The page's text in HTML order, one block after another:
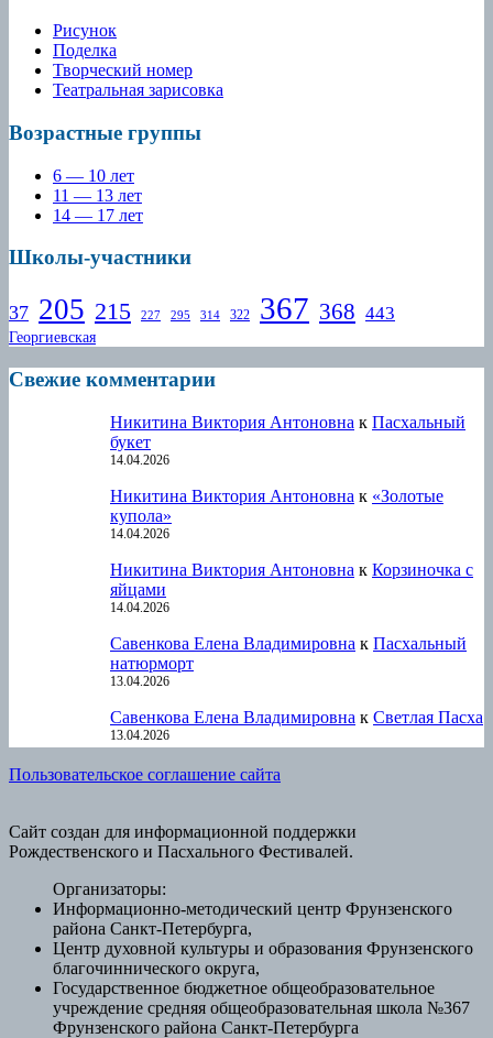
Рисунок
Поделка
Творческий номер
Театральная зарисовка
Возрастные группы
6 — 10 лет
11 — 13 лет
14 — 17 лет
Школы-участники
37 205 215 227 295 314 322 367 368 443
Георгиевская
Свежие комментарии
Никитина Виктория Антоновна к Пасхальный
букет
14.04.2026
Никитина Виктория Антоновна к «Золотые
купола»
14.04.2026
Никитина Виктория Антоновна к Корзиночка с
яйцами
14.04.2026
Савенкова Елена Владимировна к Пасхальный
натюрморт
13.04.2026
Савенкова Елена Владимировна к Светлая Пасха
13.04.2026
Пользовательское соглашение сайта
Сайт создан для информационной поддержки
Рождественского и Пасхального Фестивалей.
Организаторы:
Информационно-методический центр Фрунзенского
района Санкт-Петербурга,
Центр духовной культуры и образования Фрунзенского
благочиннического округа,
Государственное бюджетное общеобразовательное
учреждение средняя общеобразовательная школа №367
Фрунзенского района Санкт-Петербурга